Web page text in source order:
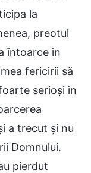
la
preotul
întoarce în
fericirii să
serioși în
a trecut și nu
Domnului.
pierdut